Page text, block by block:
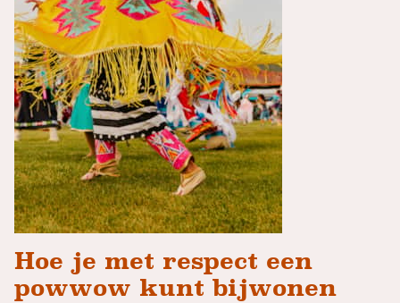
Hoe je met respect een
powwow kunt bijwonen